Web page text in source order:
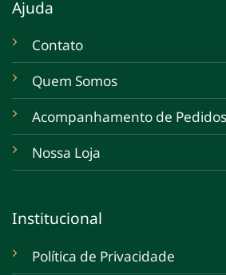
Ajuda
Contato
Quem Somos
Acompanhamento de Pedidos
Nossa Loja
Institucional
Política de Privacidade